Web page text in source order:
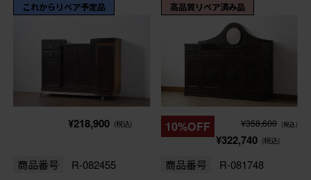
これからリペア予定品
¥218,900 (税込)
商品番号 R-082455
高品質リペア済み品
10%OFF ¥358,600 (税込)
¥322,740 (税込)
商品番号 R-081748